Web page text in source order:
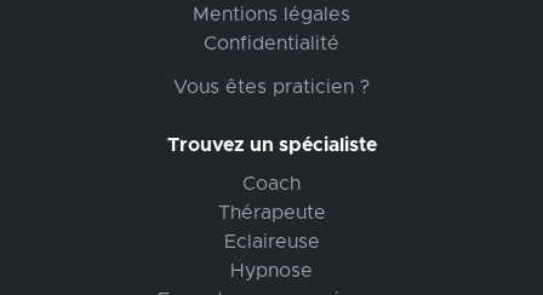
Mentions légales
Confidentialité
Vous êtes praticien ?
Trouvez un spécialiste
Coach
Thérapeute
Eclaireuse
Hypnose